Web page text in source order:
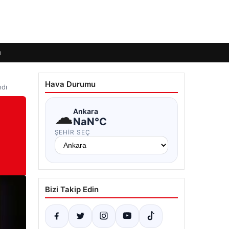
Hava Durumu
☁Ankara
NaN°C
ŞEHIR SEÇ
Bizi Takip Edin